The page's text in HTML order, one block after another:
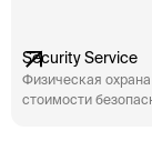
Security Service
Физическая охрана
стоимости